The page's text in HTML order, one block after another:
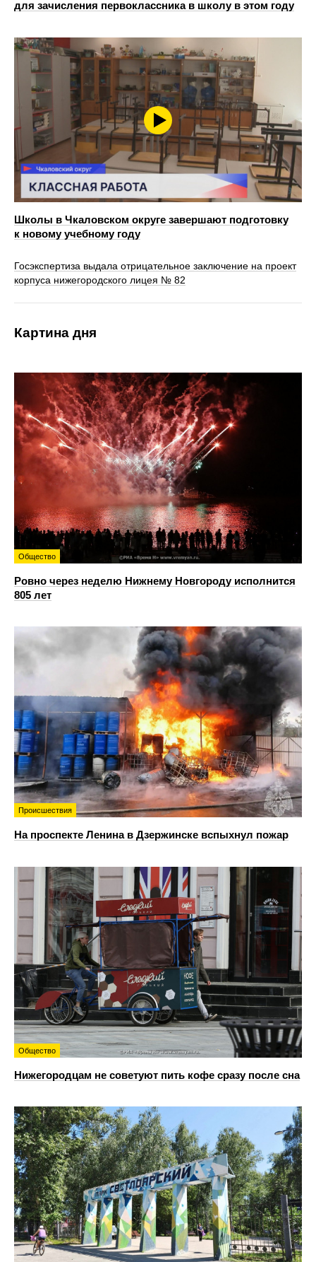
для зачисления первоклассника в школу в этом году
Школы в Чкаловском округе завершают подготовку
к новому учебному году
Госэкспертиза выдала отрицательное заключение на проект
корпуса нижегородского лицея № 82
Картина дня
Общество
Ровно через неделю Нижнему Новгороду исполнится
805 лет
Происшествия
На проспекте Ленина в Дзержинске вспыхнул пожар
Общество
Нижегородцам не советуют пить кофе сразу после сна